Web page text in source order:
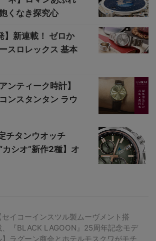
くなき探究心
】新連載！ ゼロか
スロレックス 基本
ンティーク時計】
ンスタンタン ラウ
チタンウオッチ
カシオ”新作2種】オ
セイコーインスツル製ムーヴメント搭
、『BLACK LAGOON』25周年記念モデ
】ラグーン商会とホテルモスクワがモチ